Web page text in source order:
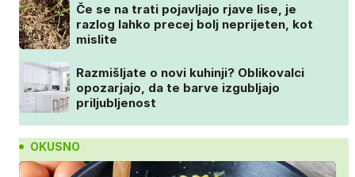
Če se na trati pojavljajo rjave lise, je
razlog lahko precej bolj neprijeten, kot
mislite
Razmišljate o novi kuhinji? Oblikovalci
opozarjajo, da te barve izgubljajo
priljubljenost
OKUSNO